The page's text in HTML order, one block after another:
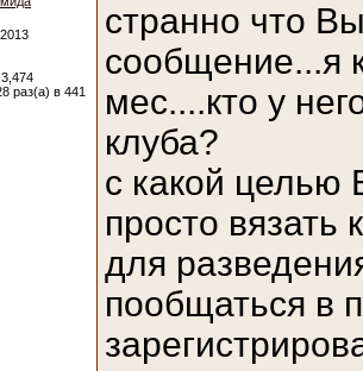
раз(а) в 441
странно что
сообщение...я
мес....кто у
клуба?
с какой целью
просто вязать
для
пообщаться в